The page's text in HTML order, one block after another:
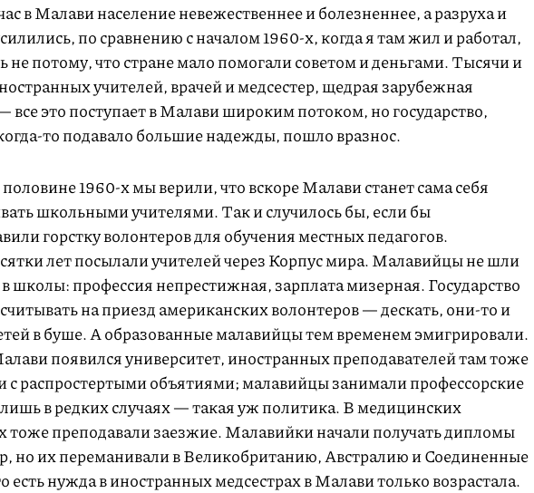
в Малави население невежественнее и болезненнее, а разруха и
по сравнению с началом1960-х,когда я там жил и работал,
не потому, что стране мало помогали советом и деньгами. Тысячи и
учителей, врачей и медсестер, щедрая зарубежная
это поступает в Малави широким потоком, но государство,
то подавало большие надежды, пошло вразнос.
1960-хмы верили, что вскоре Малави станет сама себя
школьными учителями. Так и случилось бы, если бы
горстку волонтеров для обучения местных педагогов.
лет посылали учителей через Корпус мира. Малавийцы не шли
в школы: профессия непрестижная, зарплата мизерная. Государство
на приезд американских волонтеров — дескать, они-то и
в буше. А образованные малавийцы тем временем эмигрировали.
появился университет, иностранных преподавателей там тоже
с распростертыми объятиями; малавийцы занимали профессорские
в редких случаях — такая уж политика. В медицинских
тоже преподавали заезжие. Малавийки начали получать дипломы
но их переманивали в Великобританию, Австралию и Соединенные
есть нужда в иностранных медсестрах в Малави только возрастала.